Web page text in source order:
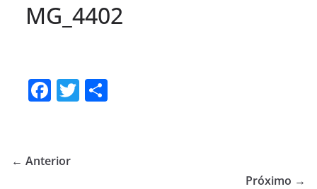
MG_4402
F
e
T
← Anterior
Próximo →